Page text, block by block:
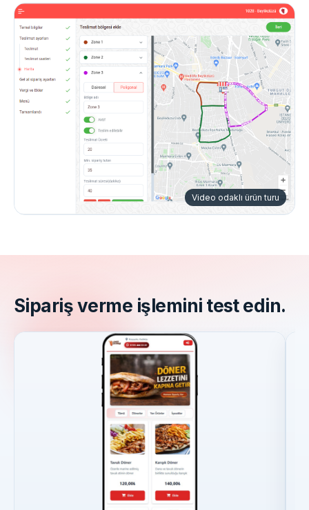
Video odaklı ürün turu
Sipariş verme işlemini test edin.